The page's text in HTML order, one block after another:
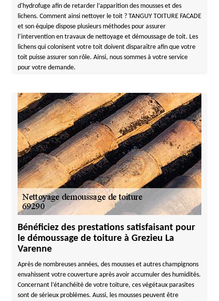
d'hydrofuge afin de retarder l’apparition des mousses et des
lichens. Comment ainsi nettoyer le toit ? TANGUY TOITURE FACADE
et son équipe dispose plusieurs méthodes pour assurer
l’intervention en travaux de nettoyage et démoussage de toit. Les
lichens qui colonisent votre toit doivent disparaître afin que votre
toit puisse assurer son rôle. Ainsi, nous sommes à votre service
pour votre demande.
Bénéficiez des prestations satisfaisant pour
le démoussage de toiture à Grezieu La
Varenne
Après de nombreuses années, des mousses et autres champignons
envahissent votre couverture après avoir accumuler des humidités.
Concernant l’étanchéité de votre toiture, ces végétaux parasites
sont de sérieux problèmes. Aussi, les mousses peuvent être